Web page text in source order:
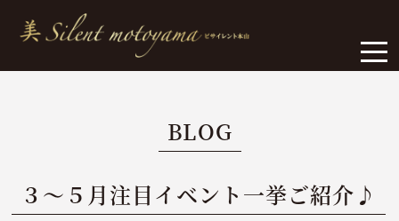
BLOG
３～５月注目イベント一挙ご紹介♪